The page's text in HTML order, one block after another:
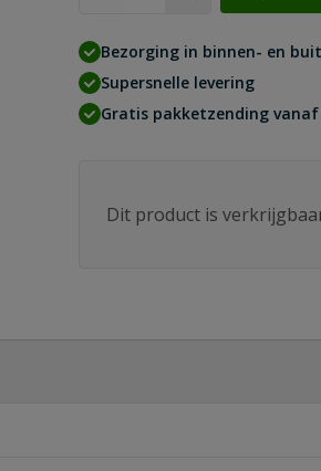
Bezorging in binnen- en
Supersnelle levering
Gratis pakketzending vanaf
Dit product is